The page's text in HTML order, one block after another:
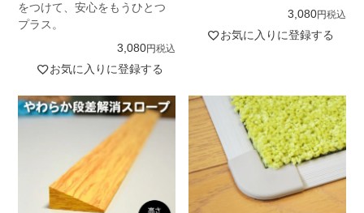
をつけて、安心をもうひとつ
プラス。
3,080 税込
お気に入りに登録する
3,080 税込
お気に入りに登録する